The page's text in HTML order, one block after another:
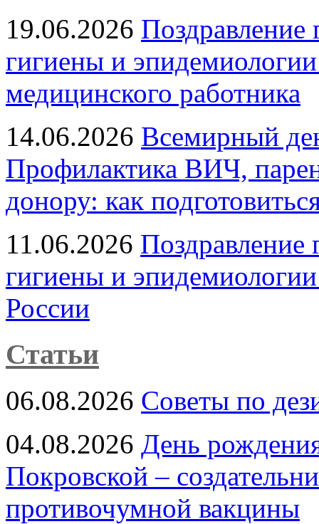
19.06.2026 Поздравление
гигиены и
медицинского работника
14.06.2026 Всемирный
Профилактика ВИЧ,
донору: как
11.06.2026 Поздравление
гигиены и
России
Статьи
06.08.2026 Советы по
04.08.2026 День
Покровской –
противочумной вакцины